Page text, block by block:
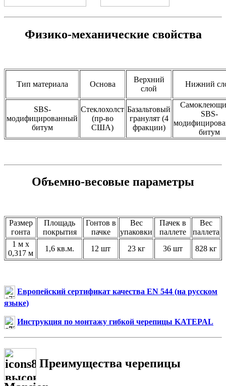
Физико-механические свойства
Тип материала Основа
Верхний
слой
Нижний
SBS-
модифицированный
битум
Стеклохолст
(пр-во
США)
Базальтовый
гранулят (4
фракции)
SBS-
битум
Объемно-весовые параметры
Размер
гонта
Площадь
покрытия
Гонтов в
пачке
Вес
упаковки
Пачек в
паллете
Вес
паллета
1 м х
0,317 м
1,6 кв.м. 12 шт 23 кг 36 шт 828 кг
Европейский сертификат качества EN 544 (на русском
языке)
Инструкция по монтажу гибкой черепицы KATEPAL
Преимущества черепицы